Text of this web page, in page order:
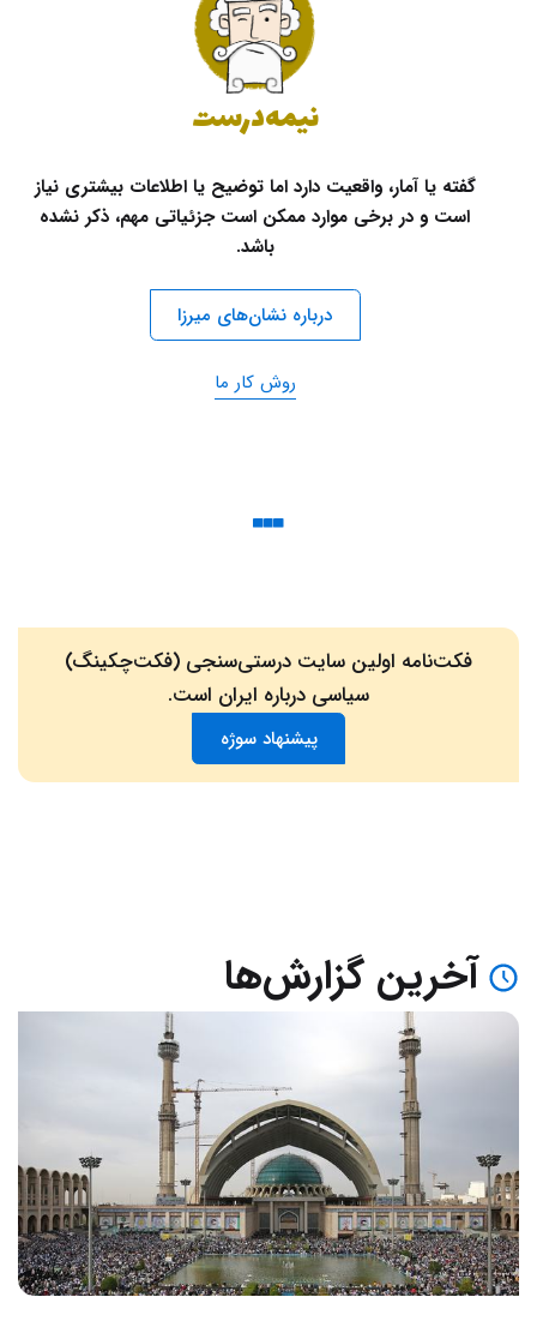
نیمه‌درست
گفته یا آمار، واقعیت دارد اما توضیح یا اطلاعات بیشتری نیاز
است و در برخی موارد ممکن است جزئیاتی مهم، ذکر نشده
باشد.
درباره نشان‌های میرزا
روش کار ما
فکت‌نامه اولین سایت درستی‌سنجی (فکت‌چکینگ)
سیاسی درباره ایران است.
پیشنهاد سوژه
آخرین گزارش‌ها